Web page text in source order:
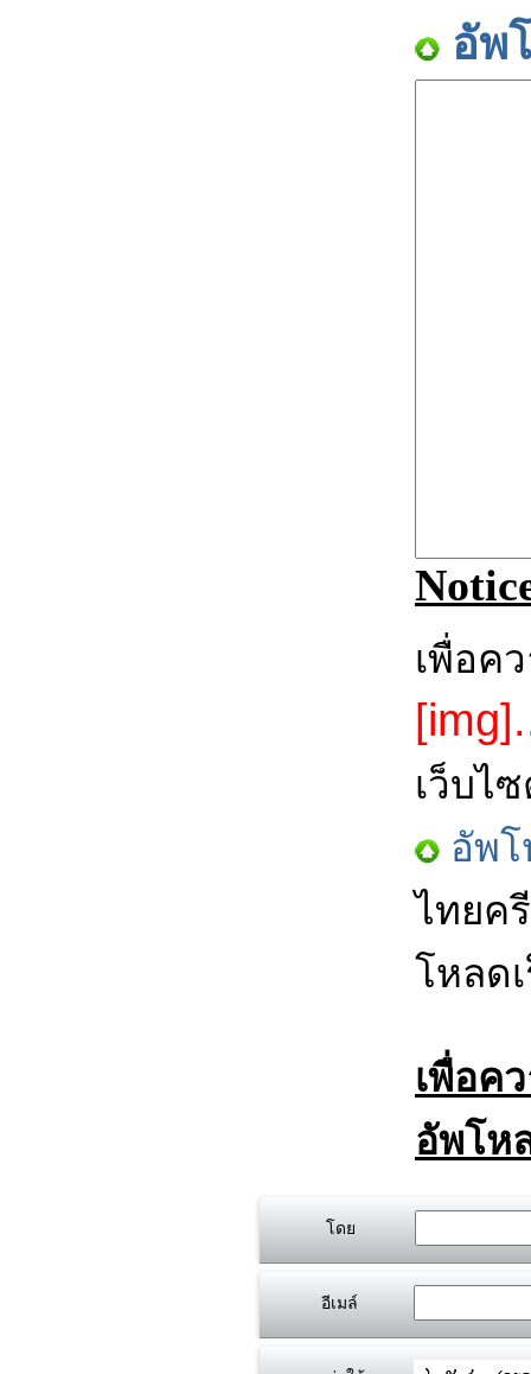
อัพ
เพื่อค
เว็บไ
อัพ
ไทยค
โหลด
เพื่อค
อัพโห
โดย
อีเมล์